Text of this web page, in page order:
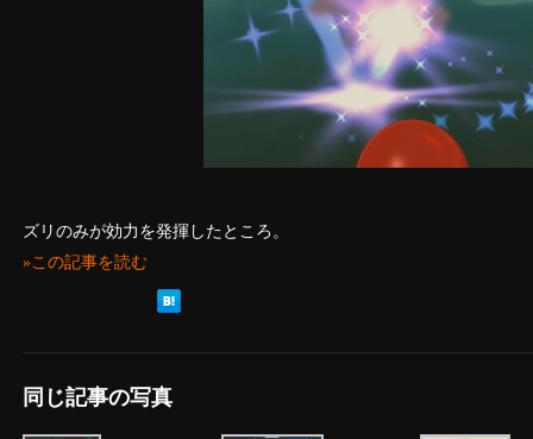
ズリのみが効力を発揮したところ。
»この記事を読む
同じ記事の写真